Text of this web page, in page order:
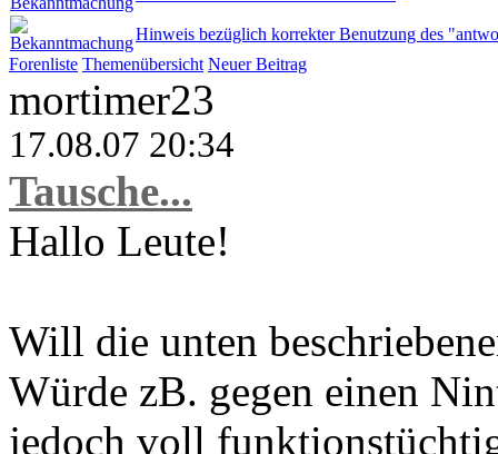
Hinweis bezüglich korrekter Benutzung des
Forenliste Themenübersicht Neuer Beitrag
mortimer23
17.08.07 20:34
Tausche...
Hallo Leute!
Will die unten
Würde zB. gegen einen
jedoch voll